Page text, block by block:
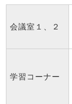
会議室１、２
学習コーナー